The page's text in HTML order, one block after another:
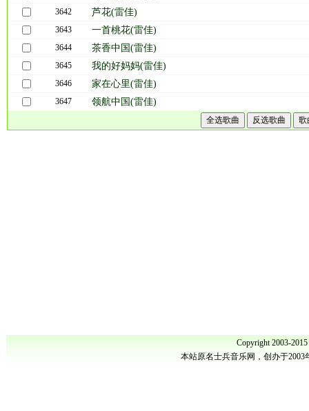
3642 芦花(雷佳)
3643 一首桃花(雷佳)
3644 茶香中国(雷佳)
3645 我的好妈妈(雷佳)
3646 家在心里(雷佳)
3647 领航中国(雷佳)
Copyright 2003-2015
本站原名士兵音乐网，创办于